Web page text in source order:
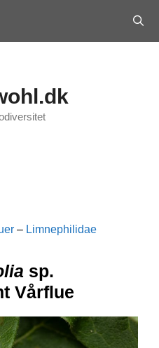
– Limnephilidae
sp.
Vårflue